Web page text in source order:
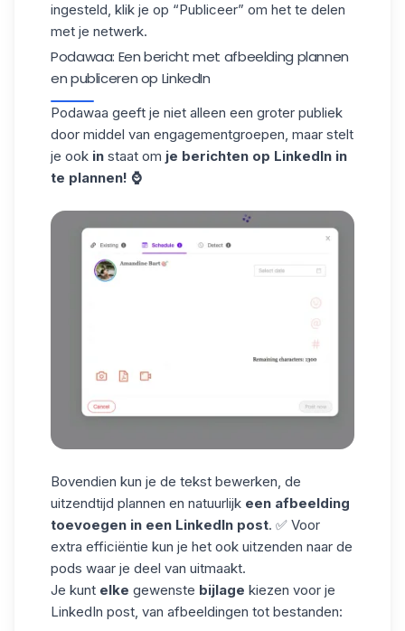
ingesteld, klik je op “Publiceer” om het te delen
met je netwerk.
Podawaa: Een bericht met afbeelding plannen
en publiceren op LinkedIn
Podawaa geeft je niet alleen een groter publiek
door middel van engagementgroepen, maar stelt
je ook in staat om je berichten op LinkedIn in
te plannen! ⌚
Bovendien kun je de tekst bewerken, de
uitzendtijd plannen en natuurlijk een afbeelding
toevoegen in een LinkedIn post. ✅ Voor
extra efficiëntie kun je het ook uitzenden naar de
pods waar je deel van uitmaakt.
Je kunt elke gewenste bijlage kiezen voor je
LinkedIn post, van afbeeldingen tot bestanden: